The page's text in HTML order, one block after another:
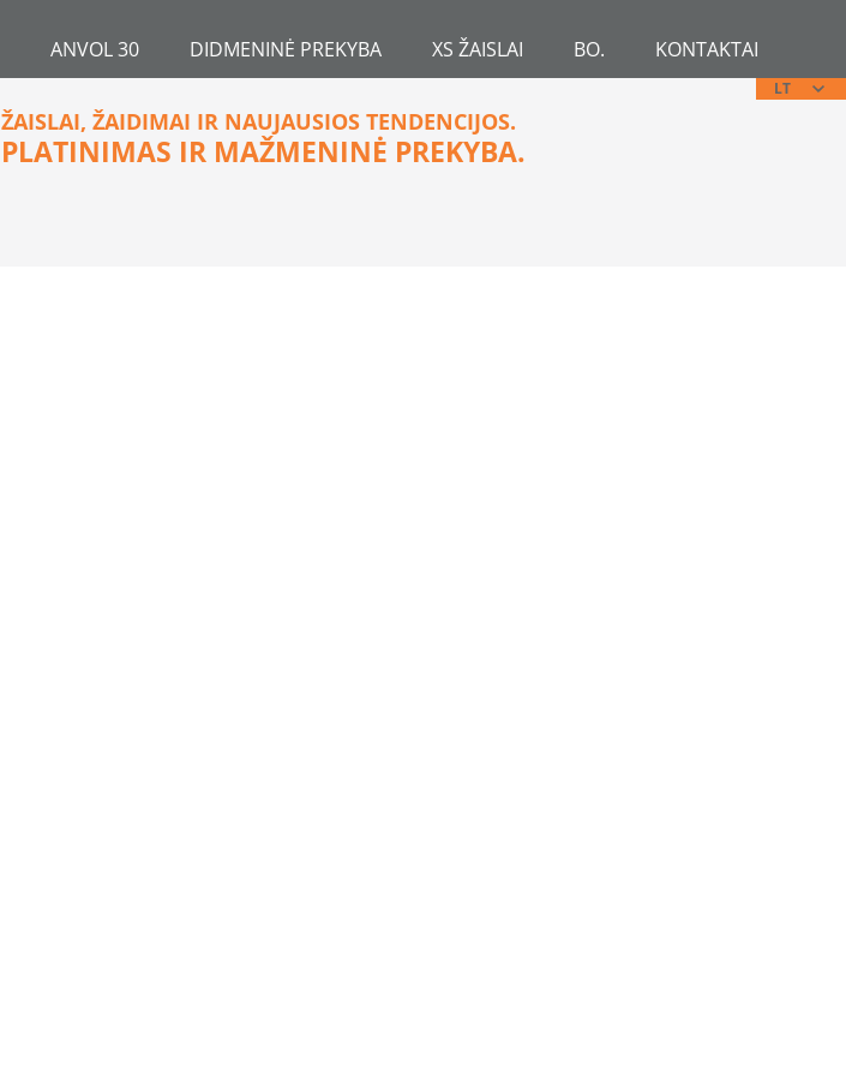
ANVOL 30 DIDMENINĖ PREKYBA XS ŽAISLAI BO. KONTAKTAI
LT
ŽAISLAI, ŽAIDIMAI IR NAUJAUSIOS TENDENCIJOS.
PLATINIMAS IR MAŽMENINĖ PREKYBA.